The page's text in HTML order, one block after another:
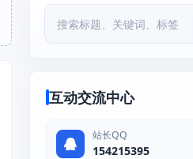
互动交流中心
站长QQ
154215395